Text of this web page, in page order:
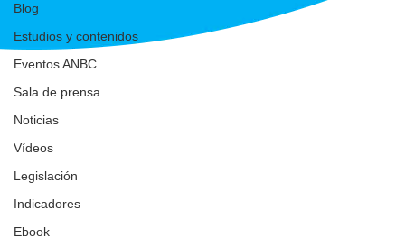
Blog
Estudios y contenidos
Eventos ANBC
Sala de prensa
Noticias
Vídeos
Legislación
Indicadores
Ebook